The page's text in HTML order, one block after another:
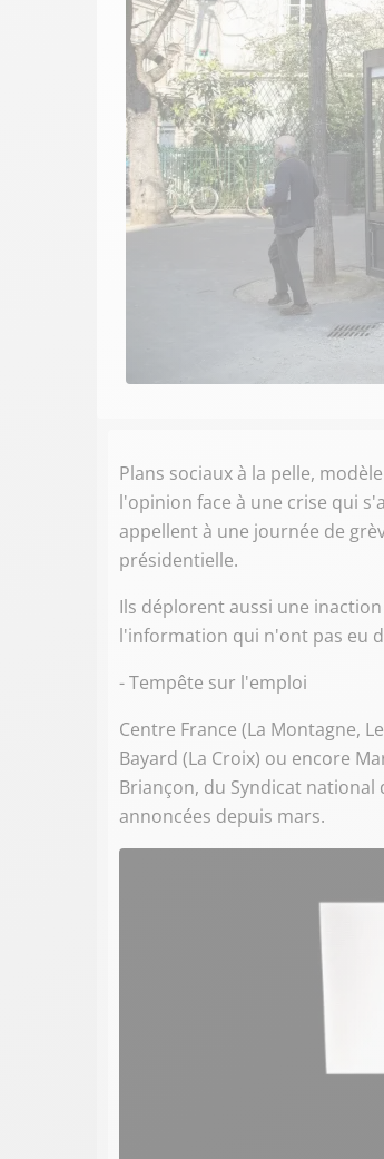
Plans sociaux à la pelle,
l'opinion face à une crise qui
appellent à une journée de
présidentielle.
Ils déplorent aussi une
l'information qui n'ont pas eu
- Tempête sur l'emploi
Centre France (La Montagne,
Bayard (La Croix) ou encore
Briançon, du Syndicat national
annoncées depuis mars.